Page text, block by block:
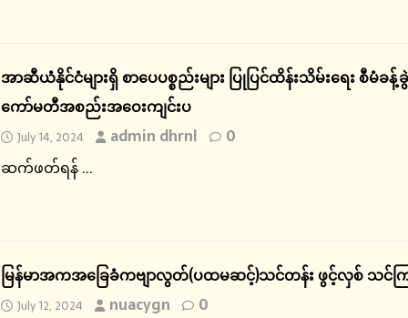
အာဆီယံနိုင်ငံများရှိ စာပေပစ္စည်းများ ပြုပြင်ထိန်းသိမ်းရေး စီ
ကော်မတီအစည်းအဝေးကျင်းပ
July 14, 2024 admin dhrnl
0
ဆက်ဖတ်ရန် ...
မြန်မာအကအခြေခံကဗျာလွတ်(ပထမဆင့်)သင်တန်း ဖွင့်လှစ် သင်ကြ
July 12, 2024 nuacygn
0